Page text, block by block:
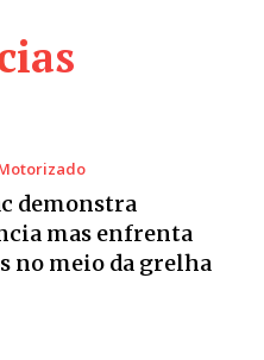
demonstra
mas enfrenta
no meio da grelha